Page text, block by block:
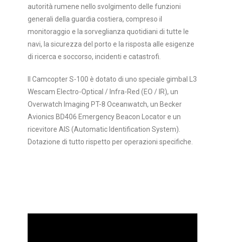
autorità rumene nello svolgimento delle funzioni
generali della guardia costiera, compreso il
monitoraggio e la sorveglianza quotidiani di tutte le
navi, la sicurezza del porto e la risposta alle esigenze
di ricerca e soccorso, incidenti e catastrofi.
Il Camcopter S-100 è dotato di uno speciale gimbal L3
Wescam Electro-Optical / Infra-Red (EO / IR), un
Overwatch Imaging PT-8 Oceanwatch, un Becker
Avionics BD406 Emergency Beacon Locator e un
ricevitore AIS (Automatic Identification System).
Dotazione di tutto rispetto per operazioni specifiche.